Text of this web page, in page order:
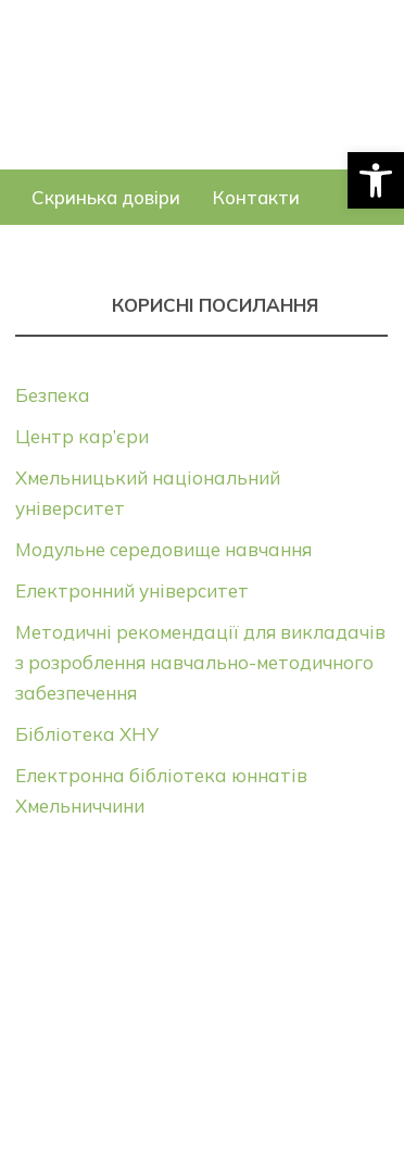
Скринька довіри Контакти
КОРИСНІ ПОСИЛАННЯ
Безпека
Центр кар’єри
Хмельницький національний
університет
Модульне середовище навчання
Електронний університет
Методичні рекомендації для викладачів
з розроблення навчально-методичного
забезпечення
Бібліотека ХНУ
Електронна бібліотека юннатів
Хмельниччини